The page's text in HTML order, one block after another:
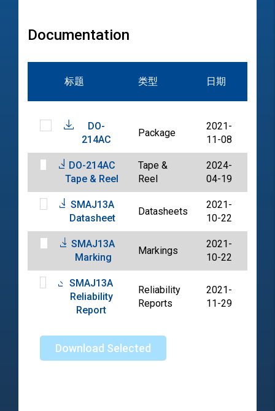
Documentation
标题 类型 日期
DO-
214AC
Package
2021-
11-08
DO-214AC
Tape & Reel
Tape &
Reel
2024-
04-19
SMAJ13A
Datasheet
Datasheets
2021-
10-22
SMAJ13A
Marking
Markings
2021-
10-22
SMAJ13A
Reliability
Report
Reliability
Reports
2021-
11-29
Download Selected